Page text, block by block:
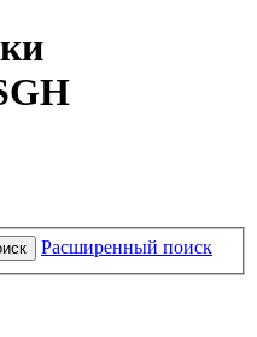
Расширенный поиск